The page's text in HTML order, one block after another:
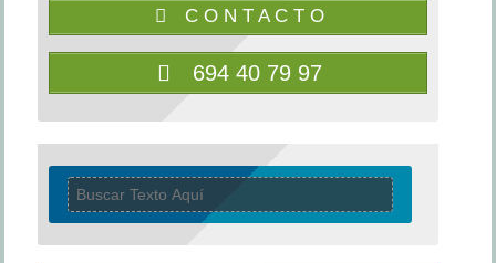
C O N T A C T O
694 40 79 97